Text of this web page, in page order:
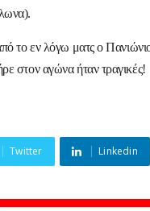
το εν λόγω ματς ο
στον αγώνα ήταν τραγικές!
Twitter Linkedin